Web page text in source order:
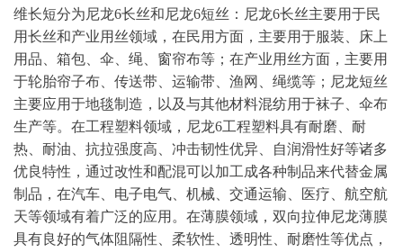
维长短分为尼龙6长丝和尼龙6短丝：尼龙6长丝主要用于民
用长丝和产业用丝领域，在民用方面，主要用于服装、床上
用品、箱包、伞、绳、窗帘布等；在产业用丝方面，主要用
于轮胎帘子布、传送带、运输带、渔网、绳缆等；尼龙短丝
主要应用于地毯制造，以及与其他材料混纺用于袜子、伞布
生产等。在工程塑料领域，尼龙6工程塑料具有耐磨、耐
热、耐油、抗拉强度高、冲击韧性优异、自润滑性好等诸多
优良特性，通过改性和配混可以加工成各种制品来代替金属
制品，在汽车、电子电气、机械、交通运输、医疗、航空航
天等领域有着广泛的应用。在薄膜领域，双向拉伸尼龙薄膜
具有良好的气体阻隔性、柔软性、透明性、耐磨性等优点，